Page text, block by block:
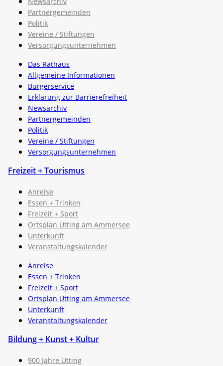
Partnergemeinden
Politik
Vereine / Stiftungen
Versorgungsunternehmen
Das Rathaus
Allgemeine Informationen
Bürgerservice
Erklärung zur Barrierefreiheit
Newsarchiv
Partnergemeinden
Politik
Vereine / Stiftungen
Versorgungsunternehmen
Freizeit + Tourismus
Anreise
Essen + Trinken
Freizeit + Sport
Ortsplan Utting am Ammersee
Unterkunft
Veranstaltungskalender
Anreise
Essen + Trinken
Freizeit + Sport
Ortsplan Utting am Ammersee
Unterkunft
Veranstaltungskalender
Bildung + Kunst + Kultur
900 Jahre Utting